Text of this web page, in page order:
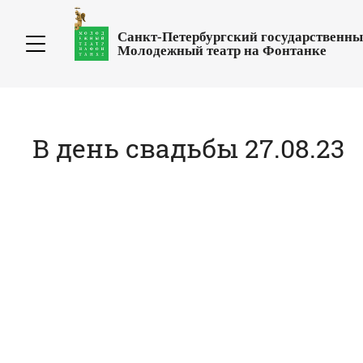
Санкт-Петербургский
Молодежный театр на Фонтанке
В день свадьбы 27.08.23